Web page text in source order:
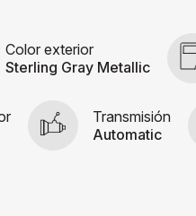
Color exterior
Sterling Gray Metallic
Transmisión
Automatic